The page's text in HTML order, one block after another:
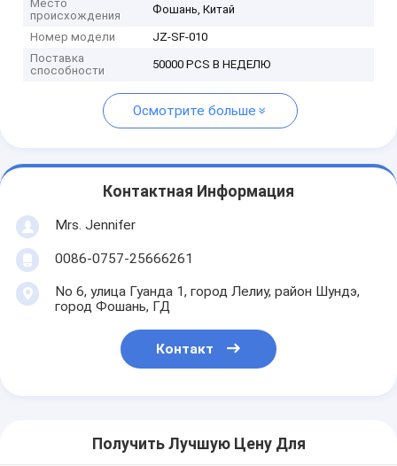
Место
происхождения
Фошань, Китай
Номер модели
JZ-SF-010
Поставка
способности
50000 PCS В НЕДЕЛЮ
Осмотрите больше
Контактная Информация
Mrs. Jennifer
0086-0757-25666261
No 6, улица Гуанда 1, город Лелиу, район Шундэ,
город Фошань, ГД
Контакт
Получить Лучшую Цену Для